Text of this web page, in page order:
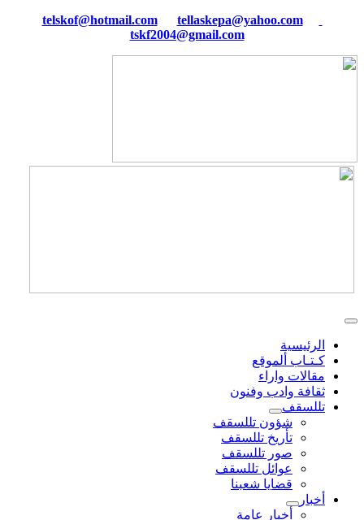
tellaskepa@yahoo.com
tskf2004@gmail.com
الرئيسية
كـتـاب ألموقع
مقالات واراء
ثقافة وادب وفنون
تللسقف
شؤون تللسقف
تأريخ تللسقف
صور تللسقف
عوائل تللسقف
قضايا شعبنا
أخبار
أخبار عامة